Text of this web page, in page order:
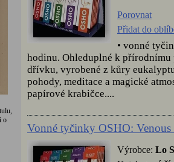
i o
Porovnat
Přidat do
• vonné
hodinu. Ohleduplné k přírodnímu
dřívku, vyrobené z kůry
pohody, meditace a magické
papírové krabičce....
Vonné tyčinky OSHO: Venous
Výrobce: Lo